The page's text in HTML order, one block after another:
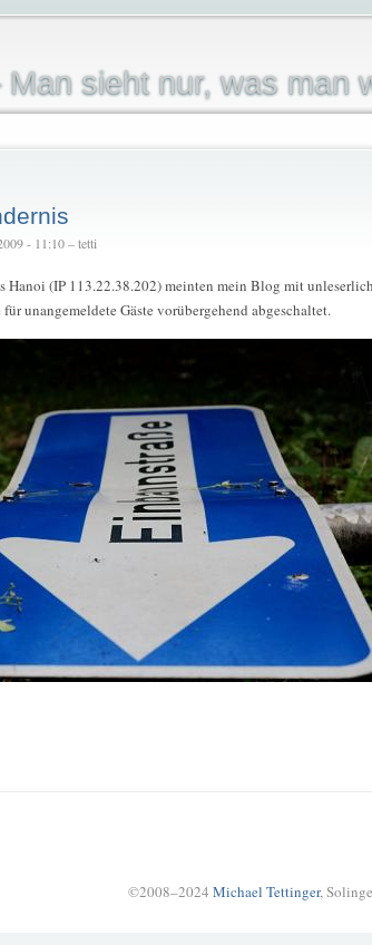
sieht nur, was man
- 11:10 – tetti
Hanoi (IP 113.22.38.202) meinten mein Blog mit
unangemeldete Gäste vorübergehend abgeschaltet.
©2008–2024 Michael Tettinger,